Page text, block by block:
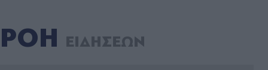
ΡΟΗ ΕΙΔΗΣΕΩΝ